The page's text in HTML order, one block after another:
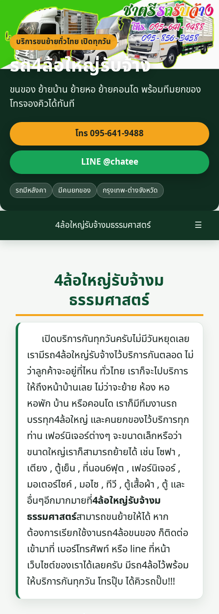
บริการขนย้ายทั่วไทย เปิดทุกวัน
รถ4ล้อใหญ่รับจ้าง
ขนของ ย้ายบ้าน ย้ายหอ ย้ายคอนโด พร้อมทีมยกของ
โทรจองคิวได้ทันที
โทร 095-641-9488
LINE @chatee
รถมีหลังคา มีคนยกของ กรุงเทพ-ต่างจังหวัด
☰
4ล้อใหญ่รับจ้างมธรรมศาสตร์
4ล้อใหญ่รับจ้างม
ธรรมศาสตร์
เปิดบริการกันทุกวันครับไม่มีวันหยุดเลย
เรามีรถ4ล้อใหญ่รับจ้างไว้บริการกันตลอด ไม่
ว่าลูกค้าจะอยู่ที่ไหน ทั่วไทย เราก็จะไปบริการ
ให้ถึงหน้าบ้านเลย ไม่ว่าจะย้าย ห้อง หอ
หอพัก บ้าน หรือคอนโด เราก็มีทีมงานรถ
บรรทุก4ล้อใหญ่ และคนยกของไว้บริการทุก
ท่าน เฟอร์นิเจอร์ต่างๆ จะขนาดเล็กหรือว่า
ขนาดใหญ่เราก็สามารถย้ายได้ เช่น โซฟา ,
เตียง , ตู้เย็น , ที่นอน6ฟุต , เฟอร์นิเจอร์ ,
มอเตอร์ไซค์ , มอไซ , ทีวี , ตู้เสื้อผ้า , ตู้ และ
อื่นๆอีกมากมายที่4ล้อใหญ่รับจ้างม
ธรรมศาสตร์สามารถขนย้ายให้ได้ หาก
ต้องการเรียกใช้งานรถ4ล้อขนของ ก็ติดต่อ
เข้ามาที่ เบอร์โทรศัพท์ หรือ line ที่หน้า
เว็บไซต์ของเราได้เลยครับ มีรถ4ล้อไว้พร้อม
ให้บริการกันทุกวัน โทรปุ๊บ ได้คิวรถปั๊บ!!!